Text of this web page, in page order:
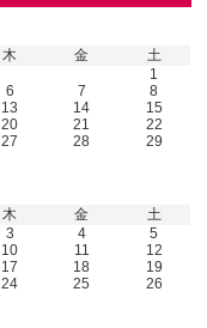
木 金
土
1
6 7
8
13 14
15
20 21
22
27 28
29
木 金
土
3 4
5
10 11
12
17 18
19
24 25
26